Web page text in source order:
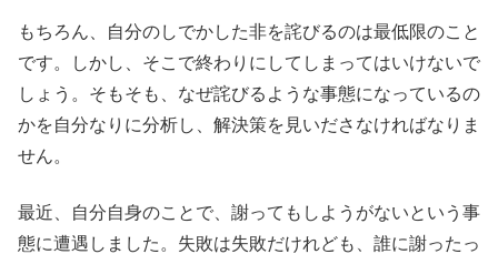
もちろん、自分のしでかした非を詫びるのは最低限のこと
です。しかし、そこで終わりにしてしまってはいけないで
しょう。そもそも、なぜ詫びるような事態になっているの
かを自分なりに分析し、解決策を見いださなければなりま
せん。
最近、自分自身のことで、謝ってもしようがないという事
態に遭遇しました。失敗は失敗だけれども、誰に謝ったっ